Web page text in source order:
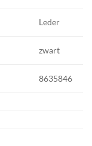
Leder
zwart
8635846